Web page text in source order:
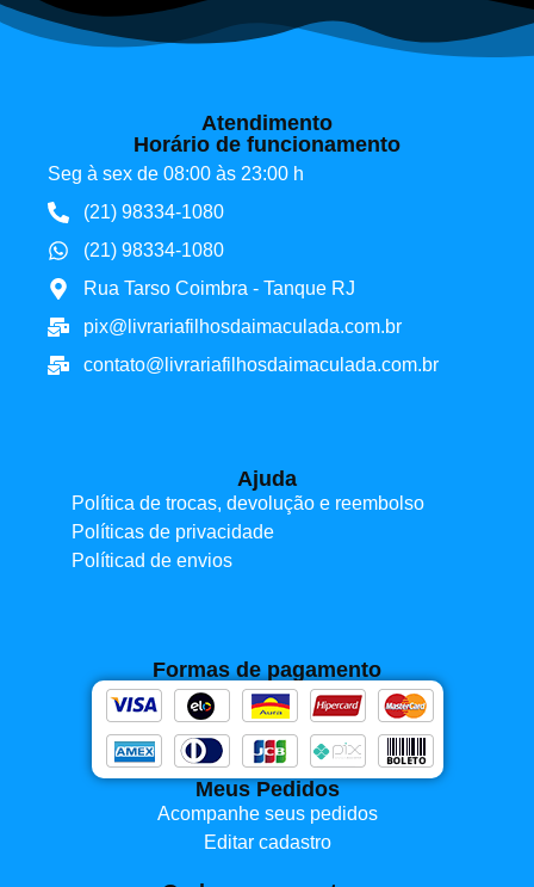
Atendimento
Horário de funcionamento
Seg à sex de 08:00 às 23:00 h
(21) 98334-1080
(21) 98334-1080
Rua Tarso Coimbra - Tanque RJ
pix@livrariafilhosdaimaculada.com.br
contato@livrariafilhosdaimaculada.com.br
Ajuda
Política de trocas, devolução e reembolso
Políticas de privacidade
Políticad de envios
Formas de pagamento
Meus Pedidos
Acompanhe seus pedidos
Editar cadastro